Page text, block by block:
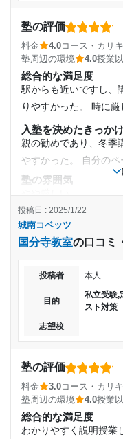
1時間～2時間未満
月額料金
〜10,000円
目的の達成度
目的の達成理由
たため、また苦手
ができたから。
志望校と合格状況
塾周辺の環境
周りも静かで勉強に集
ートをしてくれるの手
授業以外のサポート
(相談・面談、家庭学習のサ
相談や面談を頻繁にや
いました
利用詳細
通塾期間
2019年2月〜2020年
入塾時の学年
高校2年
受講コース
通塾頻度
週2日
1日あたりの授業時
塾の評価
料金 4.0コース・カリ
塾周辺の環境
4.0授業
総合的な満足度
駅からも近いですし、
りやすかった。 時に厳
入塾を決めたきっか
親の勧めであり、冬季
やすかった。 自分のペ
塾の雰囲気
料金
自分は数学、物理、英
が、まとめて授業を取
コース・カリキュラム
高校3年の時には、受
インになっていき、週
てました。
自分と歳の近い方が教
いてくれたり、身近な
塾内の環境
集団塾と違い、個別は
城南コベッツ
国分寺教室の口コミ
投稿日 : 2025/1/22
投稿者 本人
目的
私立受験,
スト対策
志望校
塾の評価
料金 3.0コース・カリ
塾周辺の環境
4.0授業
総合的な満足度
わかりやすく説明授業